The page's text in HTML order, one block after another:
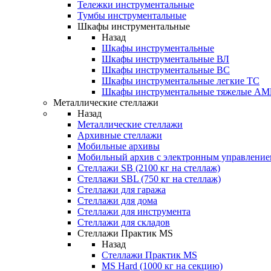
Тележки инструментальные
Тумбы инструментальные
Шкафы инструментальные
Назад
Шкафы инструментальные
Шкафы инструментальные ВЛ
Шкафы инструментальные ВС
Шкафы инструментальные легкие ТС
Шкафы инструментальные тяжелые
Металлические стеллажи
Назад
Металлические стеллажи
Архивные стеллажи
Мобильные архивы
Мобильный архив с электронным
Стеллажи SB (2100 кг на стеллаж)
Стеллажи SBL (750 кг на стеллаж)
Стеллажи для гаража
Стеллажи для дома
Стеллажи для инструмента
Стеллажи для складов
Стеллажи Практик MS
Назад
Стеллажи Практик MS
MS Hard (1000 кг на секцию)